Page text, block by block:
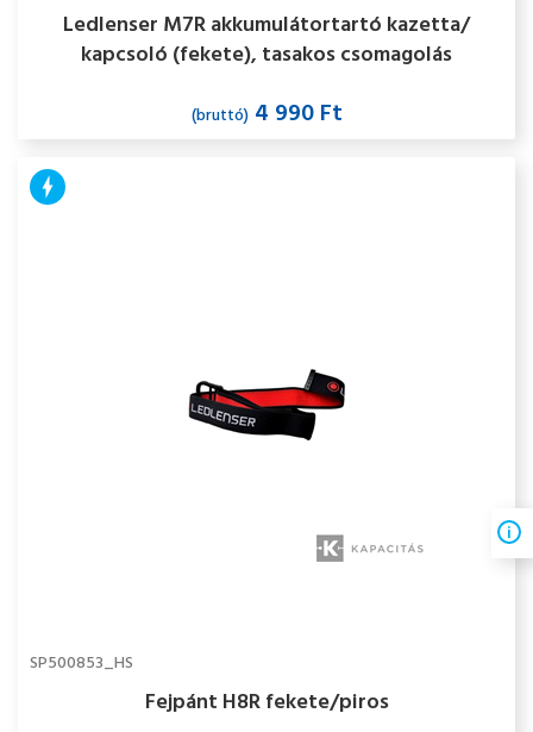
Ledlenser M7R akkumulátortartó kazetta/
kapcsoló (fekete), tasakos csomagolás
(bruttó)4 990 Ft
SP500853_HS
Fejpánt H8R fekete/piros